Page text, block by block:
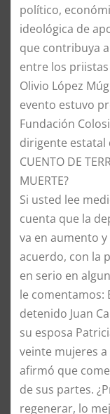
político,
ideológica de
que contribuya
entre los
Olivio López
evento estuvo
Fundación
dirigente estatal
CUENTO DE
MUERTE?
Si usted lee
cuenta que la
va en aumento
acuerdo, con la
en serio en
le comentamos:
detenido Juan
su esposa
veinte mujeres
afirmó que
de sus partes.
regenerar, lo